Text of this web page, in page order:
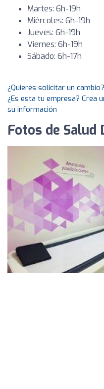
Martes: 6h-19h
Miércoles: 6h-19h
Jueves: 6h-19h
Viernes: 6h-19h
Sábado: 6h-17h
¿Quieres solicitar un cambio?
¿Es esta tu empresa? Crea
su información
Fotos de Salud